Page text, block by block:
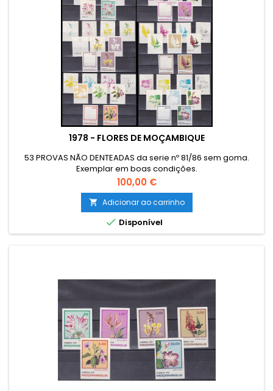
1978 - FLORES DE MOÇAMBIQUE
53 PROVAS NÃO DENTEADAS da serie nº 81/86 sem goma.
Exemplar em boas condições.
Preço
100,00 €
 Adicionar ao carrinho
 Disponível